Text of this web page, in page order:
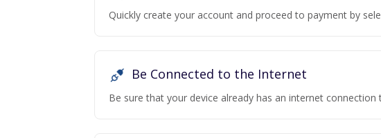
Quickly create your account and proceed to payment by
Be Connected to the Internet
Be sure that your device already has an internet